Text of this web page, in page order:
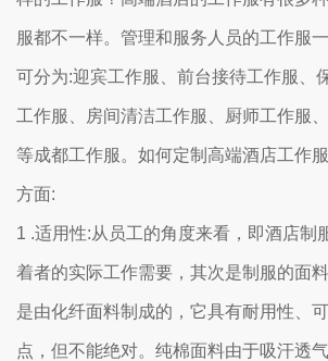
服都不一样。管理和服务人员的工作服一
可分为:迎宾工作服、前台接待工作服、
工作服、房间清洁工作服、厨师工作服
等成都工作服。如何定制高端酒店工作
方面:
1 .适用性:从员工的角度来看，即酒店制
着者的实际工作需要，其次是制服的面
是由化纤面料制成的，它具有耐用性、
点，但不能绝对。纯棉面料由于吸汗透